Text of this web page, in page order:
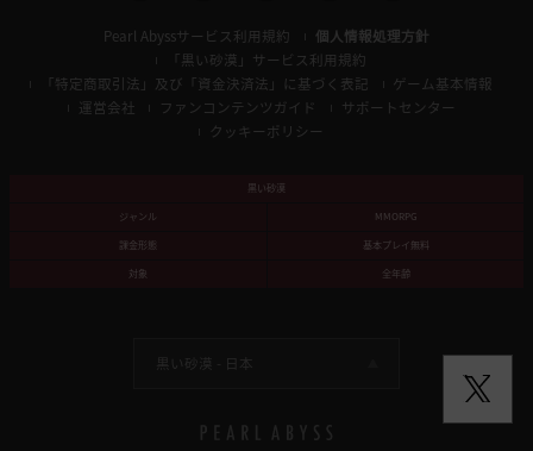
Pearl Abyssサービス利用規約
個人情報処理方針
「黒い砂漠」サービス利用規約
「特定商取引法」及び「資金決済法」に基づく表記
ゲーム基本情報
運営会社
ファンコンテンツガイド
サポートセンター
クッキーポリシー
黒い砂漠
ジャンル
MMORPG
課金形態
基本プレイ無料
対象
全年齢
黒い砂漠 - 日本